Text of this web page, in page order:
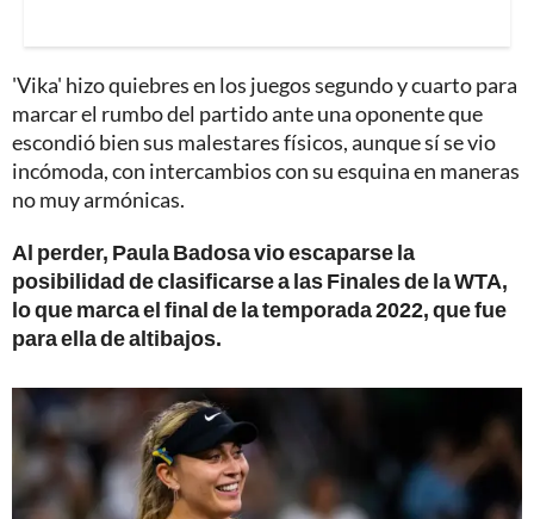
'Vika' hizo quiebres en los juegos segundo y cuarto para
marcar el rumbo del partido ante una oponente que
escondió bien sus malestares físicos, aunque sí se vio
incómoda, con intercambios con su esquina en maneras
no muy armónicas.
Al perder, Paula Badosa vio escaparse la
posibilidad de clasificarse a las Finales de la WTA,
lo que marca el final de la temporada 2022, que fue
para ella de altibajos.